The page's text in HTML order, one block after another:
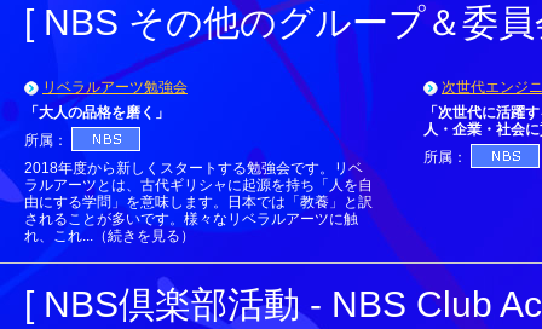
[ NBS その他のグループ＆委
リベラルアーツ勉強会
「大人の品格を磨く」
所属：
2018年度から新しくスタートする勉強会です。リベ
ラルアーツとは、古代ギリシャに起源を持ち「人を自
由にする学問」を意味します。日本では「教養」と訳
されることが多いです。様々なリベラルアーツに触
れ、これ...（続きを見る）
次世代エンジ
「次世代に活躍
人・企業・社会
所属：
[ NBS倶楽部活動 - NBS Club